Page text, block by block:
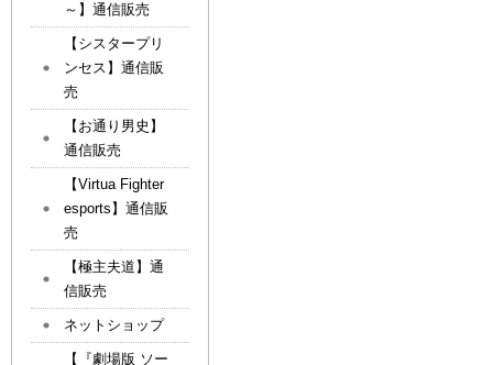
～】通信販売
【シスタープリ
ンセス】通信販
売
【お通り男史】
通信販売
【Virtua Fighter
esports】通信販
売
【極主夫道】通
信販売
ネットショップ
【『劇場版 ソー